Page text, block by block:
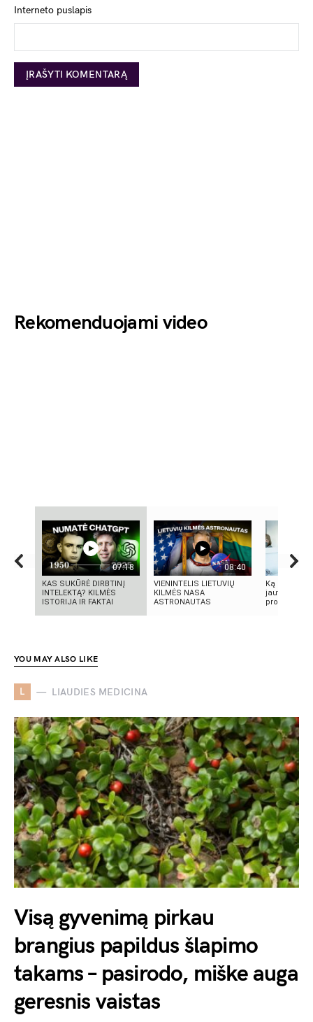
Interneto puslapis
Rekomenduojami video
07:18
KAS SUKŪRĖ DIRBTINĮ
INTELEKTĄ? KILMĖS
ISTORIJA IR FAKTAI
08:40
VIENINTELIS LIETUVIŲ
KILMĖS NASA
ASTRONAUTAS
Ką reikia
jautrią odą?
produktai,
YOU MAY ALSO LIKE
L LIAUDIES MEDICINA
Visą gyvenimą pirkau
brangius papildus šlapimo
takams – pasirodo, miške auga
geresnis vaistas